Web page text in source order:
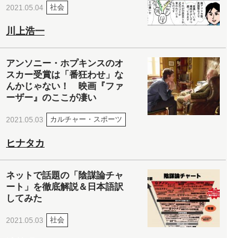
2021.05.04 社会
川上浩一
アンソニー・ホプキンスのオ
スカー受賞は「番狂わせ」な
んかじゃない！ 映画『ファ
ーザー』のここが凄い
2021.05.03 カルチャー・スポーツ
ヒナタカ
ネットで話題の「陰謀論チャ
ート」を徹底解説＆日本語訳
してみた
2021.05.03 社会